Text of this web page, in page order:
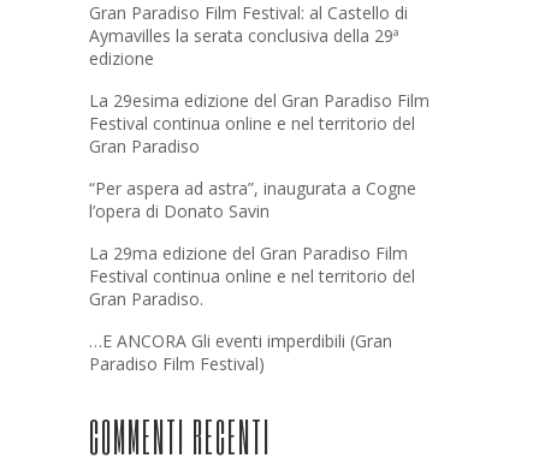
Gran Paradiso Film Festival: al Castello di
Aymavilles la serata conclusiva della 29ª
edizione
La 29esima edizione del Gran Paradiso Film
Festival continua online e nel territorio del
Gran Paradiso
“Per aspera ad astra”, inaugurata a Cogne
l’opera di Donato Savin
La 29ma edizione del Gran Paradiso Film
Festival continua online e nel territorio del
Gran Paradiso.
…E ANCORA Gli eventi imperdibili (Gran
Paradiso Film Festival)
COMMENTI RECENTI